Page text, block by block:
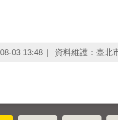
03 13:48 資料維護：臺北